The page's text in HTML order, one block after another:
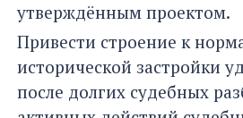
утверждённым проектом.
Привести строение к
исторической застройки
после долгих судебных